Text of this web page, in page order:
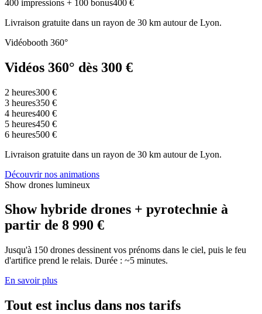
400 impressions + 100 bonus400 €
Livraison gratuite dans un rayon de 30 km autour de Lyon.
Vidéobooth 360°
Vidéos 360° dès 300 €
2 heures300 €
3 heures350 €
4 heures400 €
5 heures450 €
6 heures500 €
Livraison gratuite dans un rayon de 30 km autour de Lyon.
Découvrir nos animations
Show drones lumineux
Show hybride drones + pyrotechnie à
partir de 8 990 €
Jusqu'à 150 drones dessinent vos prénoms dans le ciel, puis le feu
d'artifice prend le relais. Durée : ~5 minutes.
En savoir plus
Tout est inclus dans nos tarifs